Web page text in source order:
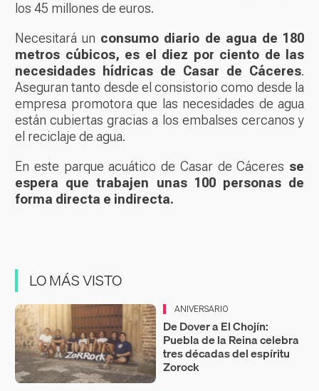
los 45 millones de euros.
Necesitará un consumo diario de agua de 180
metros cúbicos, es el diez por ciento de las
necesidades hídricas de Casar de Cáceres.
Aseguran tanto desde el consistorio como desde la
empresa promotora que las necesidades de agua
están cubiertas gracias a los embalses cercanos y
el reciclaje de agua.
En este parque acuático de Casar de Cáceres se
espera que trabajen unas 100 personas de
forma directa e indirecta.
LO MÁS VISTO
ANIVERSARIO
De Dover a El Chojín:
Puebla de la Reina celebra
tres décadas del espíritu
Zorock